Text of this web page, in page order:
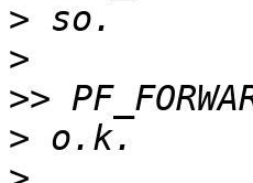
>
>
>>
>